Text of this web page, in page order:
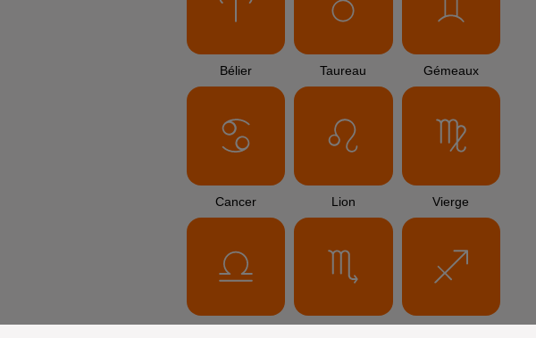
Bélier Taureau Gémeaux
Cancer Lion Vierge